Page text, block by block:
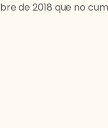
de 2018 que no